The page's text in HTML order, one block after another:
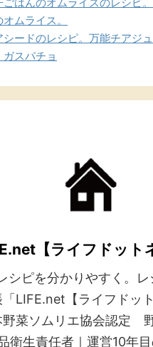
ムライス。
シードのレシピ。万能チアジ
ガスパチョ
【ライフドット
シピを分かりやすく。
LIFE.net【ライフドッ
野菜ソムリエ協会認定
衛生責任者｜運営10年